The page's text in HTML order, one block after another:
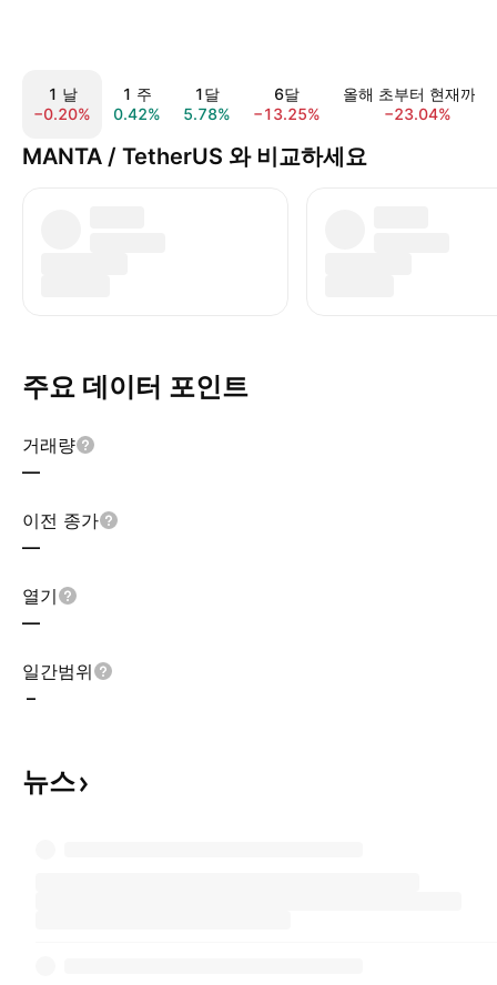
1 날
−0.20%
1 주
0.42%
1달
5.78%
6달
−13.25%
올해 초부터 현재까지
−23.04%
MANTA / TetherUS 와 비교하세요
주요 데이터 포인트
거래량
—
이전 종가
—
열기
—
일간범위
–
뉴스